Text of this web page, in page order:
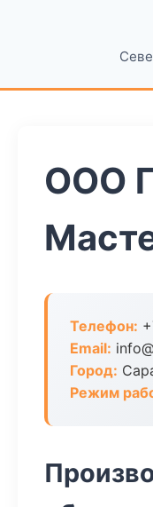
ООО
Телефон:
Email:
Город:
Режим